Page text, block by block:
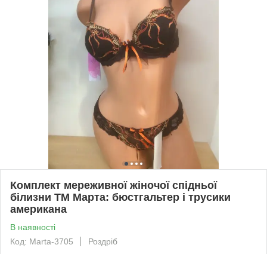
Комплект мереживної жіночої спідньої
білизни ТМ Марта: бюстгальтер і трусики
американа
В наявності
Код: Marta-3705
Роздріб